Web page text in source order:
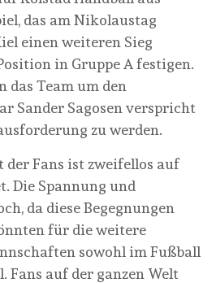
das am Nikolaustag
einen weiteren Sieg
in Gruppe A festigen.
das Team um den
Sander Sagosen verspricht
zu werden.
Fans ist zweifellos auf
Die Spannung und
da diese Begegnungen
für die weitere
sowohl im Fußball
Fans auf der ganzen Welt